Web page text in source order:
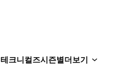
테크니컬즈시즌별더보기